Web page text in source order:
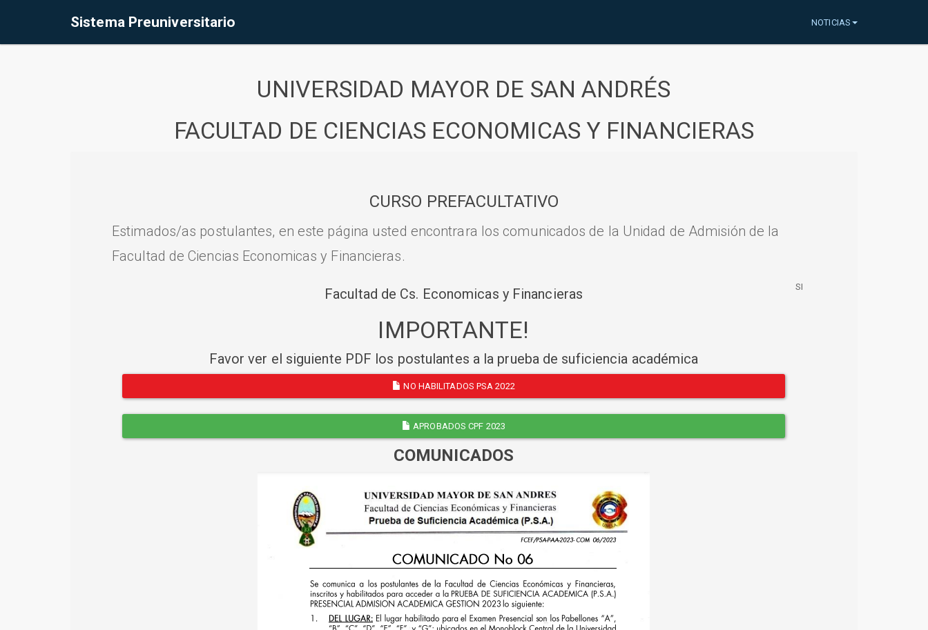
Sistema Preuniversitario NOTICIAS
UNIVERSIDAD MAYOR DE SAN ANDRÉS
FACULTAD DE CIENCIAS ECONOMICAS Y FINANCIERAS
CURSO PREFACULTATIVO
Estimados/as postulantes, en este página usted encontrara los comunicados de la Unidad de Admisión de la
Facultad de Ciencias Economicas y Financieras.
Facultad de Cs. Economicas y Financieras
IMPORTANTE!
Favor ver el siguiente PDF los postulantes a la prueba de suficiencia académica
NO HABILITADOS PSA 2022
APROBADOS CPF 2023
COMUNICADOS
SI